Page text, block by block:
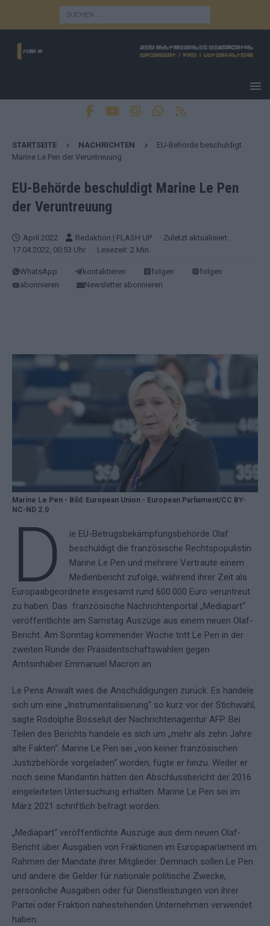
STARTSEITE NACHRICHTEN
EU-Behörde beschuldigt
Marine Le Pen der Veruntreuung
EU-Behörde beschuldigt Marine Le Pen
der Veruntreuung
April 2022 Redaktion | FLASH UP
· Zuletzt aktualisiert:
17.04.2022, 00:53 Uhr
· Lesezeit: 2 Min.
WhatsApp kontaktieren folgen
folgen
abonnieren
Newsletter abonnieren
Marine Le Pen - Bild: European Union - European Parliament/CC BY-
NC-ND 2.0
D
ie EU-Betrugsbekämpfungsbehörde Olaf
beschuldigt die französische Rechtspopulistin
Marine Le Pen und mehrere Vertraute einem
Medienbericht zufolge, während ihrer Zeit als
Europaabgeordnete insgesamt rund 600.000 Euro veruntreut
zu haben. Das französische Nachrichtenportal „Mediapart“
veröffentlichte am Samstag Auszüge aus einem neuen Olaf-
Bericht. Am Sonntag kommender Woche tritt Le Pen in der
zweiten Runde der Präsidentschaftswahlen gegen
Amtsinhaber Emmanuel Macron an.
Le Pens Anwalt wies die Anschuldigungen zurück. Es handele
sich um eine „Instrumentalisierung“ so kurz vor der Stichwahl,
sagte Rodolphe Bosselut der Nachrichtenagentur AFP. Bei
Teilen des Berichts handele es sich um „mehr als zehn Jahre
alte Fakten“. Marine Le Pen sei „von keiner französischen
Justizbehörde vorgeladen“ worden, fügte er hinzu. Weder er
noch seine Mandantin hätten den Abschlussbericht der 2016
eingeleiteten Untersuchung erhalten. Marine Le Pen sei im
März 2021 schriftlich befragt worden.
„Mediapart“ veröffentlichte Auszüge aus dem neuen Olaf-
Bericht über Ausgaben von Fraktionen im Europaparlament im
Rahmen der Mandate ihrer Mitglieder. Demnach sollen Le Pen
und andere die Gelder für nationale politische Zwecke,
persönliche Ausgaben oder für Dienstleistungen von ihrer
Partei oder Fraktion nahestehenden Unternehmen verwendet
haben.